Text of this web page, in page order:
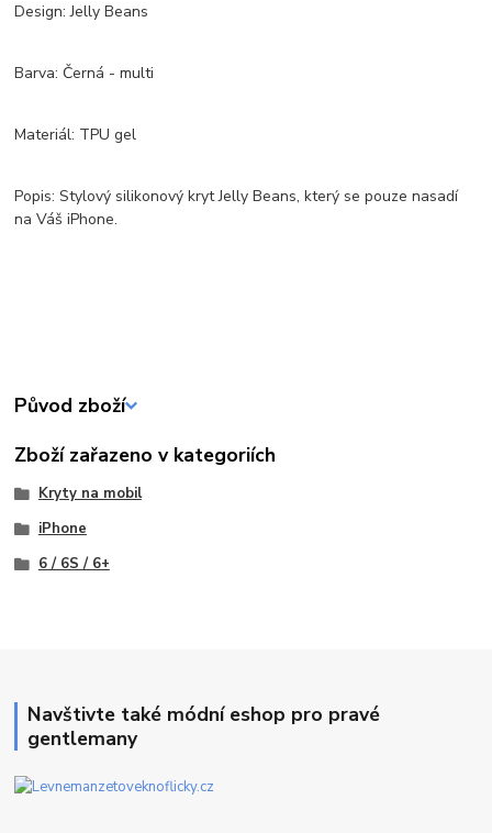
Design: Jelly Beans
Barva: Černá - multi
Materiál: TPU gel
Popis: Stylový silikonový kryt Jelly Beans, který se pouze nasadí
na Váš iPhone.
Původ zboží
Zboží zařazeno v kategoriích
Kryty na mobil
iPhone
6 / 6S / 6+
Navštivte také módní eshop pro pravé
gentlemany